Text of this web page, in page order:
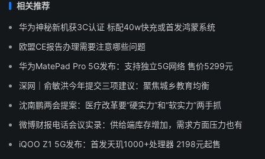
相关推荐
华为神秘新机获3C认证 标配40w快充或首发鸿蒙系统
欧盟CE报告办理需要注意哪些问题
华为MatePad Pro 5G发布：支持独立5G网络 售价5299元
深网｜俞敏洪今年提交三项建议：聚焦城乡教育均衡
沈南鹏两会提案：医疗改革要“硬实力”和“软实力”两手抓
微博财报电话会议实录：供给端库存增加，需求方面压力也有
iQOO Z1 5G发布：首发天玑1000+处理器 2198元起售